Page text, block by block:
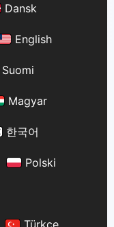
Dansk
English
Suomi
Magyar
한국어
Polski
Türkçe